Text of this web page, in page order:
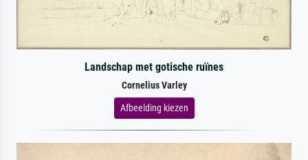
Landschap met gotische ruïnes
Cornelius Varley
Afbeelding kiezen